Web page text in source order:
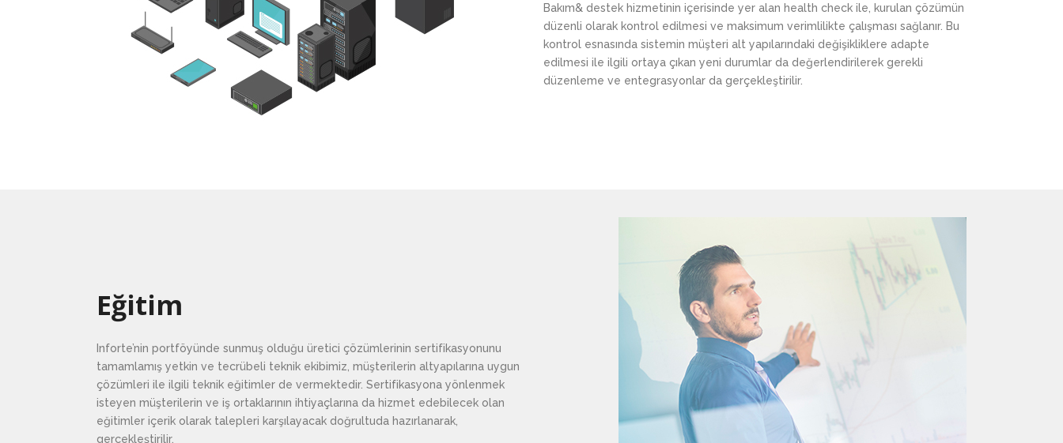
Bakım& destek hizmetinin içerisinde yer alan health check ile, kurulan çözümün
düzenli olarak kontrol edilmesi ve maksimum verimlilikte çalışması sağlanır. Bu
kontrol esnasında sistemin müşteri alt yapılarındaki değişikliklere adapte
edilmesi ile ilgili ortaya çıkan yeni durumlar da değerlendirilerek gerekli
düzenleme ve entegrasyonlar da gerçekleştirilir.
Eğitim
Inforte’nin portföyünde sunmuş olduğu üretici çözümlerinin sertifikasyonunu
tamamlamış yetkin ve tecrübeli teknik ekibimiz, müşterilerin altyapılarına uygun
çözümleri ile ilgili teknik eğitimler de vermektedir. Sertifikasyona yönlenmek
isteyen müşterilerin ve iş ortaklarının ihtiyaçlarına da hizmet edebilecek olan
eğitimler içerik olarak talepleri karşılayacak doğrultuda hazırlanarak,
gerçekleştirilir.